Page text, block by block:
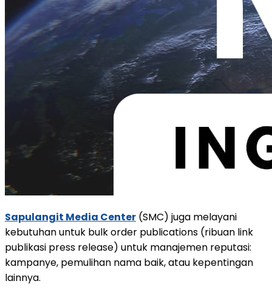
Sapulangit Media Center (SMC) juga melayani
kebutuhan untuk bulk order publications (ribuan link
publikasi press release) untuk manajemen reputasi:
kampanye, pemulihan nama baik, atau kepentingan
lainnya.